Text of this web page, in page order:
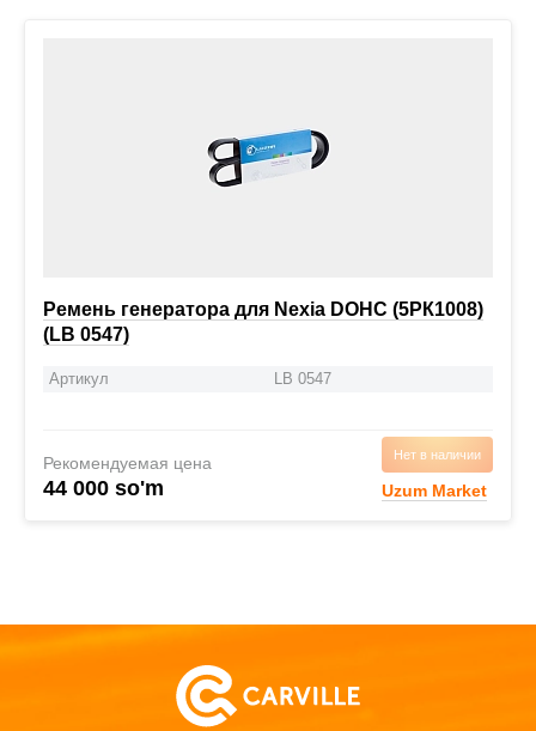
Ремень генератора для Nexia DOHC (5РК1008)
(LB 0547)
Артикул LB 0547
Рекомендуемая цена
44 000 so'm
Нет в наличии
Uzum Market